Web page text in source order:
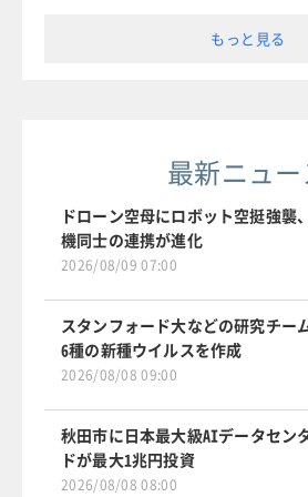
もっと見る
最新ニュー
ドローン空母にロボット空挺強襲
機同士の連携が進化
2026/08/09 07:00
スタンフォード大などの研究チー
6種の新種ウイルスを作成
2026/08/08 09:00
秋田市に日本最大級AIデータセン
ドが最大1兆円投資
2026/08/08 08:00